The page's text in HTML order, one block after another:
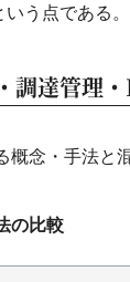
う点である。
調達管理
概念・手法と
の比較